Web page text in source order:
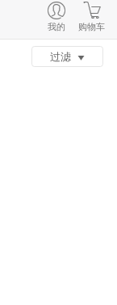
我的 购物车
过滤